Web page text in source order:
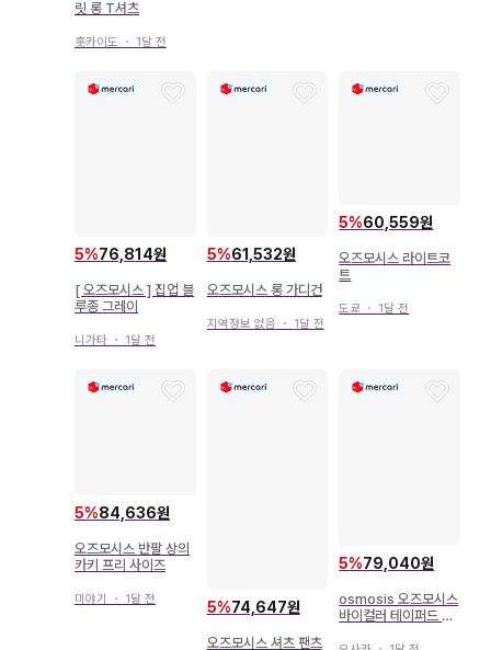
릿 롱 T셔츠
홋카이도 ・ 1달 전
5%76,814원
[ 오즈모시스 ] 집업 블
루종 그레이
니가타 ・ 1달 전
5%61,532원
오즈모시스 롱 가디건
지역정보 없음 ・ 1달 전
5%60,559원
오즈모시스 라이트코
트
도쿄 ・ 1달 전
5%84,636원
오즈모시스 반팔 상의
카키 프리 사이즈
미야기 ・ 1달 전 5%74,647원
오즈모시스 셔츠 팬츠
5%79,040원
osmosis 오즈모시스
바이컬러 테이퍼드 팬